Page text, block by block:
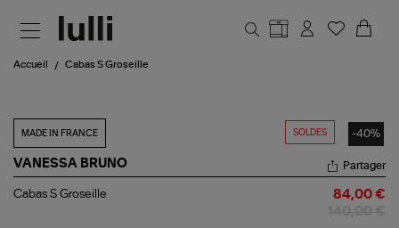
Accueil Cabas S Groseille
SOLDES -40%
MADE IN FRANCE
VANESSA BRUNO
Cabas
Partager
Cabas S Groseille 84,00 €